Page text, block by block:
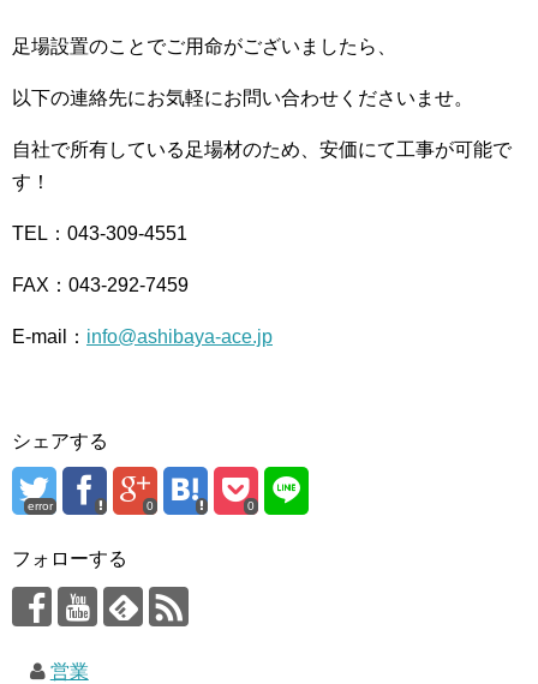
足場設置のことでご用命がございましたら、
以下の連絡先にお気軽にお問い合わせくださいませ。
自社で所有している足場材のため、安価にて工事が可能で
す！
TEL：043-309-4551
FAX：043-292-7459
E-mail： info@ashibaya-ace.jp
シェアする
error 0 0
フォローする
営業